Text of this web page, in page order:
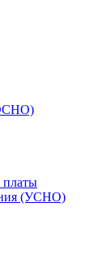
платы
(УСНО)